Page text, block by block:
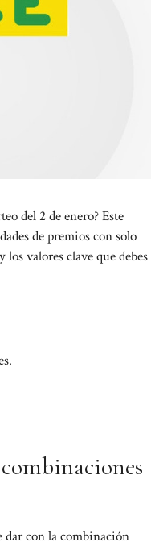
del 2 de enero? Este
de premios con solo
valores clave que debes
dar con la combinación